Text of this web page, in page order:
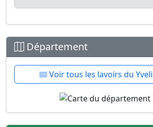
Département
Voir tous les lavoirs du